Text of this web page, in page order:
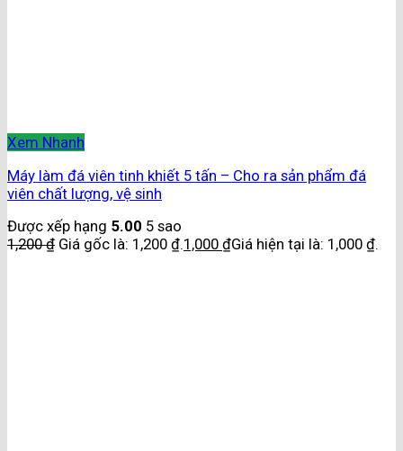
Xem Nhanh
Máy làm đá viên tinh khiết 5 tấn – Cho ra sản phẩm đá
viên chất lượng, vệ sinh
Được xếp hạng 5.00 5 sao
1,200₫ Giá gốc là: 1,200 ₫.1,000 ₫Giá hiện tại là: 1,000 ₫.